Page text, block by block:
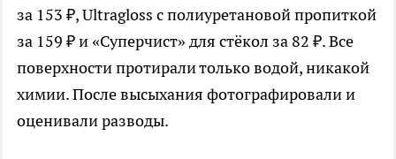
за 153 ₽, Ultragloss с полиуретановой пропиткой
за 159 ₽ и «Суперчист» для стёкол за 82 ₽. Все
поверхности протирали только водой, никакой
химии. После высыхания фотографировали и
оценивали разводы.